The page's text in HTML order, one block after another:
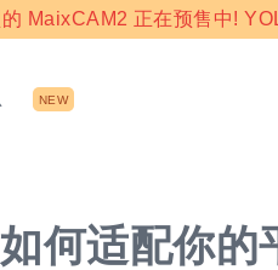
MaixCAM2 正在预售中!
NEW
如何适配你的